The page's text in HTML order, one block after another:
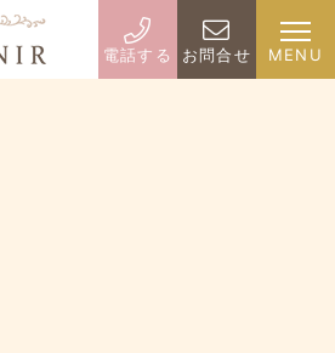
電話する お問合せ